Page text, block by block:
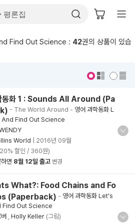
Find Out Science : 42권의 상품이 있습
동화 1 : Sounds All Around (Pa
- The World Around - 영어 과학동화 L
Find Out Science
World
2016년 09월
할인 / 360원)
면 8월 12일 출고 변경
What?: Food Chains and Fo
(Paperback) - 영어 과학동화 Let's
Find Out Science
Holly Keller (그림)